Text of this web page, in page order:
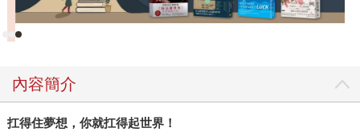
內容簡介
扛得住夢想，你就扛得起世界！